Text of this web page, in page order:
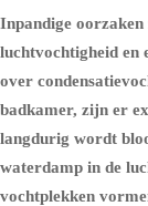
Inpandige oorzaken
luchtvochtigheid en
over
badkamer, zijn er
langdurig wordt
waterdamp in de
vochtplekken